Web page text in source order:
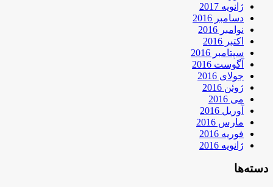
ژانویه 2017
دسامبر 2016
نوامبر 2016
اکتبر 2016
سپتامبر 2016
آگوست 2016
جولای 2016
ژوئن 2016
می 2016
آوریل 2016
مارس 2016
فوریه 2016
ژانویه 2016
دسته‌ها